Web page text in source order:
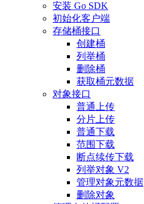
安装 Go SDK
初始化客户端
存储桶接口
创建桶
列举桶
删除桶
获取桶元数据
对象接口
普通上传
分片上传
普通下载
范围下载
断点续传下载
列举对象 V2
管理对象元数据
删除对象